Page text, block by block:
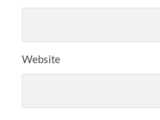
Website